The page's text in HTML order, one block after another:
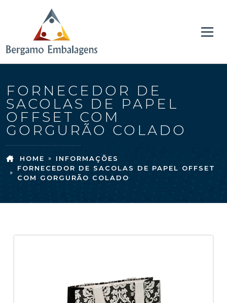
FORNECEDOR DE
SACOLAS DE PAPEL
OFFSET COM
GORGURÃO COLADO
HOME
INFORMAÇÕES
FORNECEDOR DE SACOLAS DE PAPEL OFFSET
COM GORGURÃO COLADO